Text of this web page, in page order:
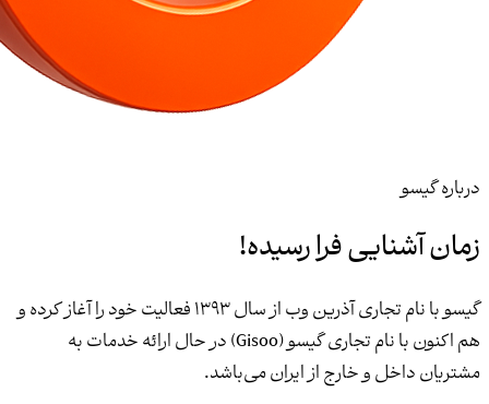
درباره گیسو
زمان آشنایی فرا رسیده!
گیسو با نام تجاری آذرین وب از سال 1393 فعالیت خود را آغاز کرده و
هم اکنون با نام تجاری گیسو (Gisoo) در حال ارائه خدمات به
مشتریان داخل و خارج از ایران می‌باشد.